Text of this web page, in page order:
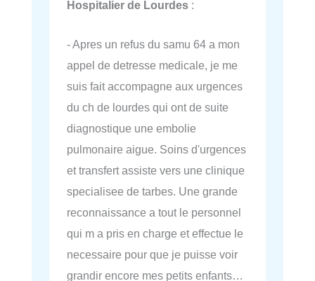
Hospitalier de Lourdes :
- Apres un refus du samu 64 a mon
appel de detresse medicale, je me
suis fait accompagne aux urgences
du ch de lourdes qui ont de suite
diagnostique une embolie
pulmonaire aigue. Soins d'urgences
et transfert assiste vers une clinique
specialisee de tarbes. Une grande
reconnaissance a tout le personnel
qui m a pris en charge et effectue le
necessaire pour que je puisse voir
grandir encore mes petits enfants…